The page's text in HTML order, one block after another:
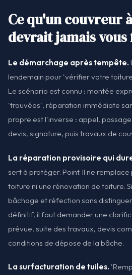
Ce qu'un couvreur
devrait jamais
Le démarchage après tempête.
lendemain pour 'vérifier votre
Le scénario est connu : montée
'trouvées', réparation immédiate
propre est l'inverse : appel,
devis, signature, puis travaux de
La réparation provisoire qui
sert à protéger. Point. Il ne
toiture ni une rénovation de toiture.
bâchage et réfection sans
définitif, il faut demander une
prévue, suite des travaux, devis
conditions de dépose de la bâche.
La surfacturation de tuiles.